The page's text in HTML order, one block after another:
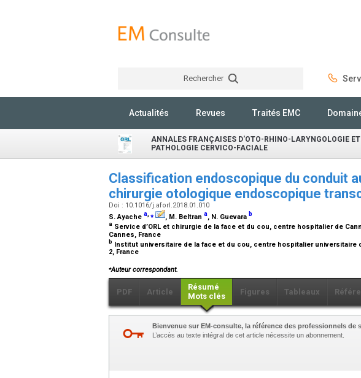
Rechercher
Actualités Revues Traités EMC
ANNALES FRANÇAISES D'OTO-RHINO-LARYNGOLOGIE ET
PATHOLOGIE CERVICO-FACIALE
Classification endoscopique du conduit
chirurgie otologique endoscopique
Doi : 10.1016/j.aforl.2018.01.010
S. Ayache a,⁎ , M. Beltran a, N. Guevara b
a Service d’ORL et chirurgie de la face et du cou, centre hospitalier de
Cannes, France
b Institut universitaire de la face et du cou, centre hospitalier universitaire
2, France
⁎Auteur correspondant.
PDF Article
Résumé
Mots clés
Figures Tableaux
Bienvenue sur EM-consulte, la référence des professionnels de
L’accès au texte intégral de cet article nécessite un abonnement.